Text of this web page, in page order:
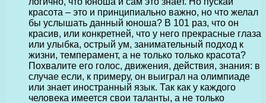
красота – это и принципиально важно, но что желал
бы услышать данный юноша? В 101 раз, что он
красив, или конкретней, что у него прекрасные глаза
или улыбка, острый ум, занимательный подход к
жизни, темперамент, а не только только красота?
Похвалите его голос, движения, действия, знания: в
случае если, к примеру, он выиграл на олимпиаде
или знает иностранный язык. Так как у каждого
человека имеется свои таланты, а не только